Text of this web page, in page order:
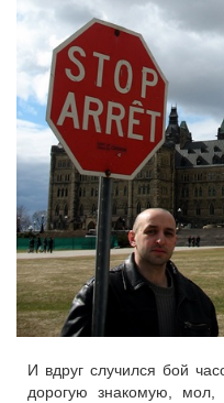
И вдруг случился бой
дорогую знакомую,